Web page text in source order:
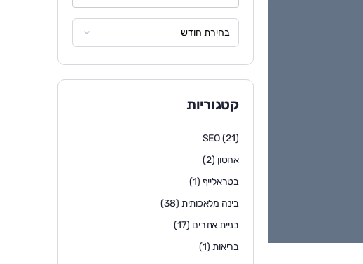
קטגוריות
SEO(21)
אחסון (2)
בטראלייף (1)
בינה מלאכותית (38)
בניית אתרים (17)
בריאות(1)